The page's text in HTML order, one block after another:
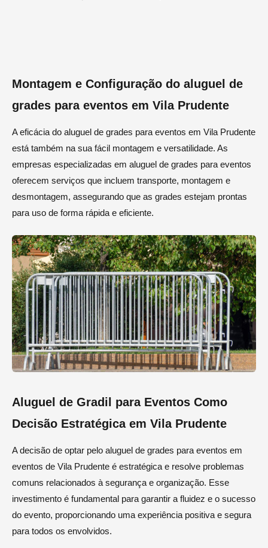
Montagem e Configuração do aluguel de
grades para eventos em Vila Prudente
A eficácia do aluguel de grades para eventos em Vila Prudente
está também na sua fácil montagem e versatilidade. As
empresas especializadas em aluguel de grades para eventos
oferecem serviços que incluem transporte, montagem e
desmontagem, assegurando que as grades estejam prontas
para uso de forma rápida e eficiente.
Aluguel de Gradil para Eventos Como
Decisão Estratégica em Vila Prudente
A decisão de optar pelo aluguel de grades para eventos em
eventos de Vila Prudente é estratégica e resolve problemas
comuns relacionados à segurança e organização. Esse
investimento é fundamental para garantir a fluidez e o sucesso
do evento, proporcionando uma experiência positiva e segura
para todos os envolvidos.